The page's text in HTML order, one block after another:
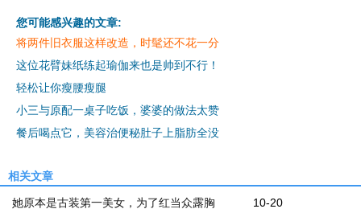
您可能感兴趣的文章:
将两件旧衣服这样改造，时髦还不花一分
这位花臂妹纸练起瑜伽来也是帅到不行！
轻松让你瘦腰瘦腿
小三与原配一桌子吃饭，婆婆的做法太赞
餐后喝点它，美容治便秘肚子上脂肪全没
相关文章
10-20
她原本是古装第一美女，为了红当众露胸